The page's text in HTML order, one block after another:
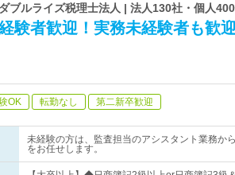
ダブルライズ税理士法人 | 法人130社・個人
験者歓迎！実務未経験者も歓
OK 転勤なし 第二新卒歓迎
未経験の方は、監査担当のアシスタント業務か
をお任せします。